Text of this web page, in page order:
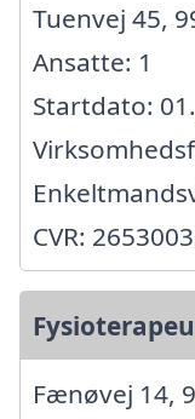
Tuenvej 45,
Ansatte: 1
Startdato:
CVR:
Fænøvej 14,